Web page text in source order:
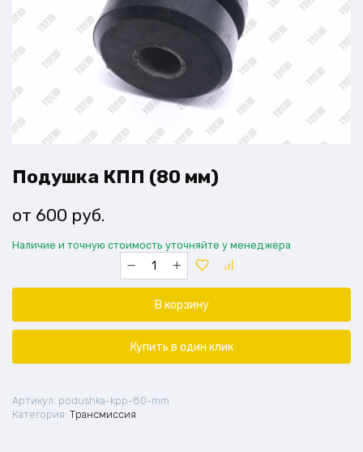
Подушка КПП (80 мм)
600 руб.
Наличие и точную стоимость уточняйте у менеджера
Количество
товара
Подушка
мм)
В корзину
Купить в один клик
Артикул: podushka-kpp-80-mm
Категория: Трансмиссия